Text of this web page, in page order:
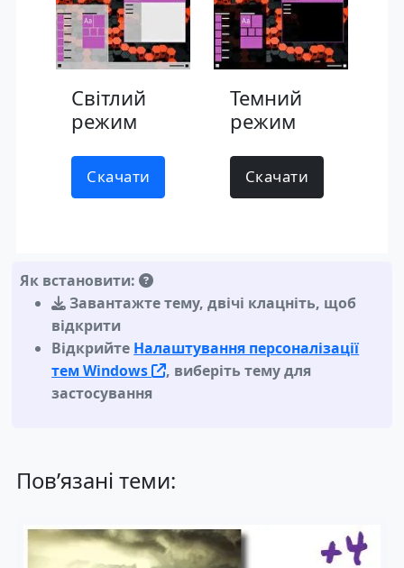
Світлий
режим
Скачати
Темний
режим
Скачати
Як встановити:
Завантажте тему,двічі клацніть, щоб
відкрити
Відкрийте Налаштування персоналізації
тем Windows
, виберіть тему для
застосування
Пов’язані теми: